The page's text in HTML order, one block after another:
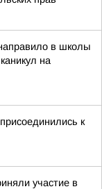
в школы
на
к
участие в